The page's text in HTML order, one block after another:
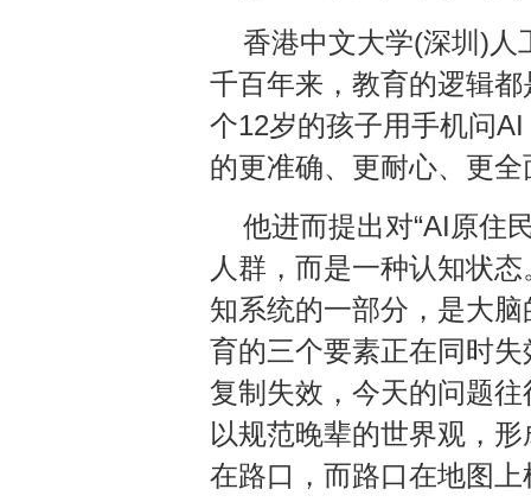
香港中文大学(深圳)人
千百年来，教育的逻辑
个12岁的孩子用手机问
的更准确、更耐心、更全
他进而提出对“AI原住
人群，而是一种认知状
知系统的一部分，是大
育的三个要素正在同时
复制失效，今天的问题
以规范晚辈的世界观，
在路口，而路口在地图上